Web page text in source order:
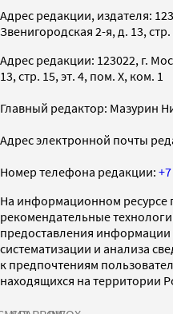
Адрес редакции, издателя:
Звенигородская 2-я, д. 13, стр.
Адрес редакции: 123022, г.
13, стр. 15, эт. 4, пом. X, ком. 1
Главный редактор: Мазурин
Адрес электронной почты
Номер телефона редакции:
На информационном ресурсе
рекомендательные
предоставления информации
систематизации и анализа
к предпочтениям
находящихся на территории